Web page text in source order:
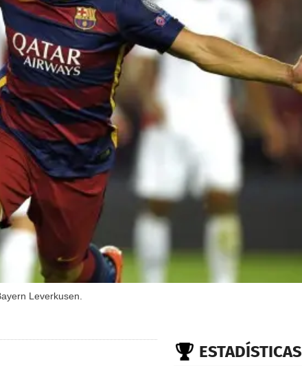
Leverkusen.
ESTADÍSTICAS